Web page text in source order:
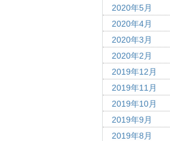
2020年5月
2020年4月
2020年3月
2020年2月
2019年12月
2019年11月
2019年10月
2019年9月
2019年8月